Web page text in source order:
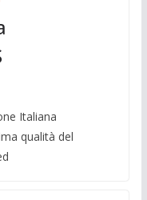
Italiana
qualità del